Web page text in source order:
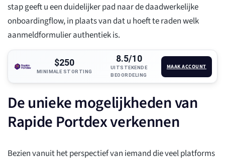
stap geeft u een duidelijker pad naar de daadwerkelijke
onboardingflow, in plaats van dat u hoeft te raden welk
aanmeldformulier authentiek is.
$250
MINIMALE STORTING
8.5/10
UITSTEKENDE
BEOORDELING
MAAK ACCOUNT
De unieke mogelijkheden van
Rapide Portdex verkennen
Bezien vanuit het perspectief van iemand die veel platforms